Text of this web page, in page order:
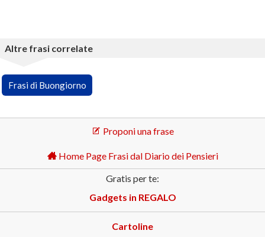
Altre frasi correlate
Frasi di Buongiorno
Proponi una frase
Home Page Frasi dal Diario dei Pensieri
Gratis per te:
Gadgets in REGALO
Cartoline